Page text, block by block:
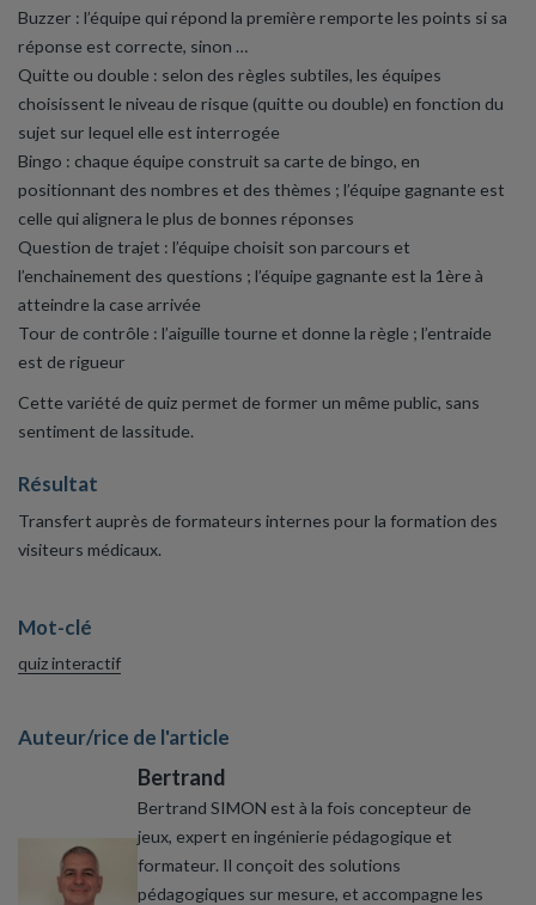
Buzzer : l’équipe qui répond la première remporte les points si sa
réponse est correcte, sinon …
Quitte ou double : selon des règles subtiles, les équipes
choisissent le niveau de risque (quitte ou double) en fonction du
sujet sur lequel elle est interrogée
Bingo : chaque équipe construit sa carte de bingo, en
positionnant des nombres et des thèmes ; l’équipe gagnante est
celle qui alignera le plus de bonnes réponses
Question de trajet : l’équipe choisit son parcours et
l’enchainement des questions ; l’équipe gagnante est la 1ère à
atteindre la case arrivée
Tour de contrôle : l’aiguille tourne et donne la règle ; l’entraide
est de rigueur
Cette variété de quiz permet de former un même public, sans
sentiment de lassitude.
Résultat
Transfert auprès de formateurs internes pour la formation des
visiteurs médicaux.
Mot-clé
quiz interactif
Auteur/rice de l'article
Bertrand
Bertrand SIMON est à la fois concepteur de
jeux, expert en ingénierie pédagogique et
formateur. Il conçoit des solutions
pédagogiques sur mesure, et accompagne les